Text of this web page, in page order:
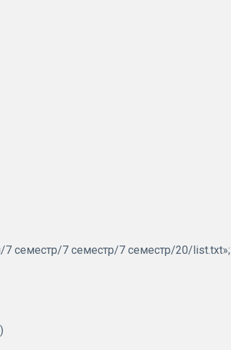
7 семестр/7 семестр/7 семестр/20/list.txt»;